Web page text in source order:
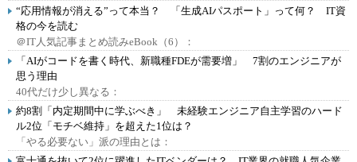
“応用情報が消える”って本当？ 「生成AIパスポート」って何？ IT資
格の今を読む
＠IT人気記事まとめ読みeBook（6）：
「AIがコードを書く時代、新職種FDEが需要増」 7割のエンジニアが
思う理由
40代だけ少し異なる：
約8割「内定期間中に学ぶべき」 未経験エンジニア自主学習のハード
ル2位「モチベ維持」を超えた1位は？
「やる必要ない」派の理由とは：